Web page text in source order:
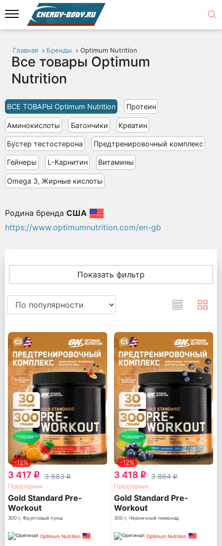
Главная Бренды Optimum Nutrition
Все товары Optimum
Nutrition
ВСЕ ТОВАРЫ Optimum Nutrition Протеин
Аминокислоты Батончики Креатин
Бустер тестостерона Предтренировочный комплекс
Гейнеры L-Карнитин Витамины
Omega 3, Жирные кислоты
Родина бренда США
https://www.optimumnutrition.com/en-gb
Показать фильтр
-12%
3 417 q 3 883q
Предтерник
Gold Standard Pre-
Workout
300 г, Фруктовый пунш
Optimum Nutrition
-12%
3 418 q 3 884q
Предтерник
Gold Standard Pre-
Workout
300 г, Черничный лимонад
Optimum Nutrition